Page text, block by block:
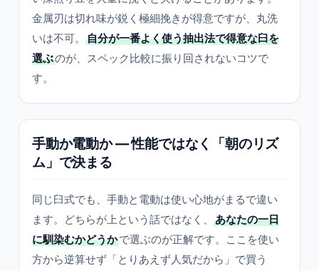
金属刃は切れ味が鋭く極細挽きが得意ですが、丸洗
いは不可。
自分が一番よく使う抽出法で得意な臼を
選ぶのが、スペック比較に振り回されないコツで
す。
手動か電動か — 性能ではなく「朝のリズ
ム」で決まる
同じ臼式でも、手動と電動は使い心地がまるで違い
ます。どちらが上という話ではなく、
あなたの一日
に馴染むかどうかで選ぶのが正解です。ここを使い
方から逆算せず「とりあえず人気だから」で買う